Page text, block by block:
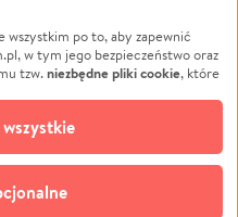
Edukacja
Podróż
Impreza
Ochrona środowiska
Biznes
po to, aby zapewnić
w tym jego bezpieczeństwo oraz
tzw.niezbędne pliki cookie, które
cookie
Możesz wyrazić
W dowolnym momencie masz
„Zarządzaj zgodami cookie”,
Pomagam.pl. Opcjonalne pliki
celach: